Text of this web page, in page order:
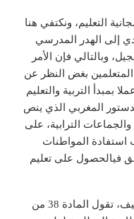
التعليم، ونكتفي هنا
إلى الهدر المدرسي
وبالتالي فإن الأمر
بغض النظر عن
بمبدأ التربية والتعليم
مع روح الفصل 31 من الدستور المغربي الذي ينص
الترابية، على
استفادة المواطنات
فيالحصول على تعليم
أما المدخل الثالث فيتعلق بطريقة التوظيف، تقول المادة 38 من